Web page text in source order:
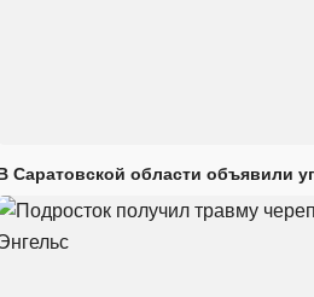
Саратовской области объявили